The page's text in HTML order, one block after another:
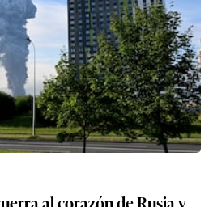
al corazón de Rusia y